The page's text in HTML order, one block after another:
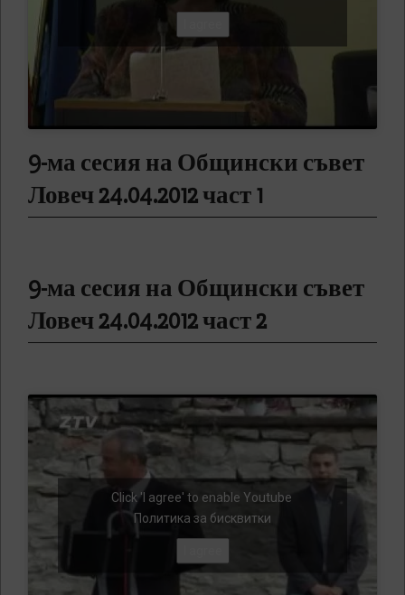
9-ма сесия на Общински съвет
Ловеч 24.04.2012 част 1
9-ма сесия на Общински съвет
Ловеч 24.04.2012 част 2
Click 'I agree' to enable Youtube
Политика за бисквитки